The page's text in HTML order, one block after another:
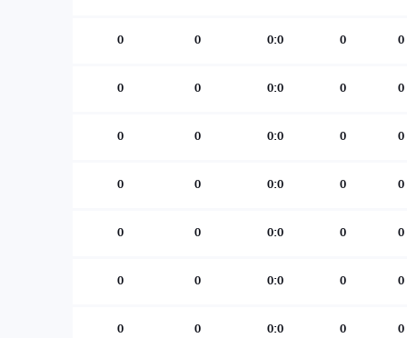
0
0
0:0
0
0
0
0
0:0
0
0
0
0
0:0
0
0
0
0
0:0
0
0
0
0
0:0
0
0
0
0
0:0
0
0
0
0
0:0
0
0